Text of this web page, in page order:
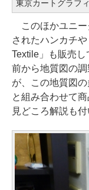
東京カートグラフ
このほかユニー
されたハンカチ
Textile」も販売
前から地質図の
が、この地質図
と組み合わせて
見どころ解説も付